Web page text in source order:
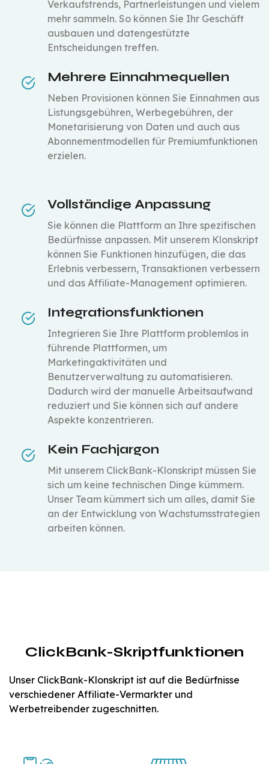
Verkaufstrends, Partnerleistungen und vielem
mehr sammeln. So können Sie Ihr Geschäft
ausbauen und datengestützte
Entscheidungen treffen.
Mehrere Einnahmequellen
Neben Provisionen können Sie Einnahmen aus
Listungsgebühren, Werbegebühren, der
Monetarisierung von Daten und auch aus
Abonnementmodellen für Premiumfunktionen
erzielen.
Vollständige Anpassung
Sie können die Plattform an Ihre spezifischen
Bedürfnisse anpassen. Mit unserem Klonskript
können Sie Funktionen hinzufügen, die das
Erlebnis verbessern, Transaktionen verbessern
und das Affiliate-Management optimieren.
Integrationsfunktionen
Integrieren Sie Ihre Plattform problemlos in
führende Plattformen, um
Marketingaktivitäten und
Benutzerverwaltung zu automatisieren.
Dadurch wird der manuelle Arbeitsaufwand
reduziert und Sie können sich auf andere
Aspekte konzentrieren.
Kein Fachjargon
Mit unserem ClickBank-Klonskript müssen Sie
sich um keine technischen Dinge kümmern.
Unser Team kümmert sich um alles, damit Sie
an der Entwicklung von Wachstumsstrategien
arbeiten können.
ClickBank-Skriptfunktionen
Unser ClickBank-Klonskript ist auf die Bedürfnisse
verschiedener Affiliate-Vermarkter und
Werbetreibender zugeschnitten.